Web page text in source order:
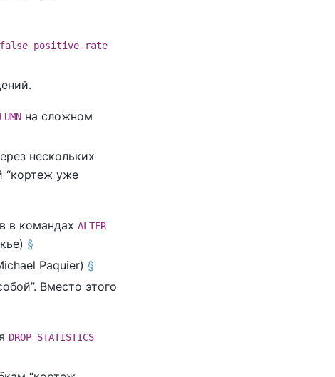
false_positive_rate
на сложном
нескольких
“кортеж уже
в командах ALTER
§
Paquier) §
”. Вместо этого
DROP STATISTICS